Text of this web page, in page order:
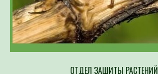
ОТДЕЛ ЗАЩИТЫ РАСТЕНИЙ